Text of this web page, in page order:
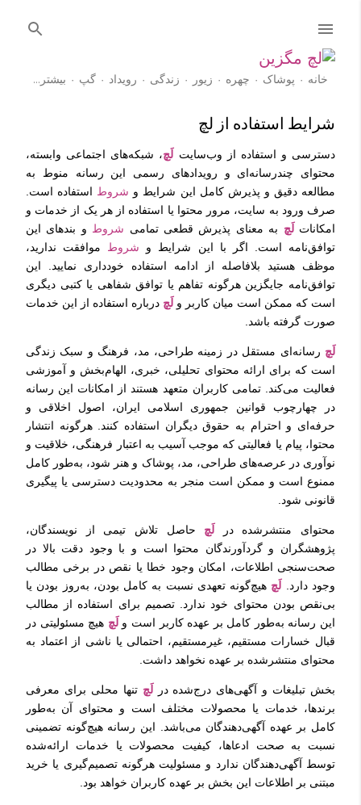
خانه پوشاک چهره زیور زندگی رویداد گپ
‏بیشتر…
شرایط استفاده از لچ
دسترسی و استفاده از وب‌سایت لَچ، شبکه‌های اجتماعی وابسته،
محتوای چندرسانه‌ای و رویدادهای رسمی این رسانه منوط به
مطالعه دقیق و پذیرش کامل این شرایط و شروط استفاده است.
صرف ورود به سایت، مرور محتوا یا استفاده از هر یک از خدمات و
امکاناتلَچ به معنای پذیرش قطعی تمامی شروط و بندهای این
توافق‌نامه است. اگر با این شرایط و شروط موافقت ندارید،
موظف هستید بلافاصله از ادامه استفاده خودداری نمایید. این
توافق‌نامه جایگزین هرگونه تفاهم یا توافق شفاهی یا کتبی دیگری
است که ممکن است میان کاربر و لَچ درباره استفاده از این خدمات
صورت گرفته باشد.
لَچ رسانه‌ای مستقل در زمینه طراحی، مد، فرهنگ و سبک زندگی
است که برای ارائه محتوای تحلیلی، خبری، الهام‌بخش و آموزشی
فعالیت می‌کند. تمامی کاربران متعهد هستند از امکانات این رسانه
در چهارچوب قوانین جمهوری اسلامی ایران، اصول اخلاقی و
حرفه‌ای و احترام به حقوق دیگران استفاده کنند. هرگونه انتشار
محتوا، پیام یا فعالیتی که موجب آسیب به اعتبار فرهنگی، خلاقیت و
نوآوری در عرصه‌های طراحی، مد، پوشاک و هنر شود، به‌طور کامل
ممنوع است و ممکن است منجر به محدودیت دسترسی یا پیگیری
قانونی شود.
محتوای منتشرشده در لَچ حاصل تلاش تیمی از نویسندگان،
پژوهشگران و گردآورندگان محتوا است و با وجود دقت بالا در
صحت‌سنجی اطلاعات، امکان وجود خطا یا نقص در برخی مطالب
وجود دارد. لَچ هیچ‌گونه تعهدی نسبت به کامل بودن، به‌روز بودن یا
بی‌نقص بودن محتوای خود ندارد. تصمیم برای استفاده از مطالب
این رسانه به‌طور کامل بر عهده کاربر است ولَچ هیچ مسئولیتی در
قبال خسارات مستقیم، غیرمستقیم، احتمالی یا ناشی از اعتماد به
محتوای منتشرشده بر عهده نخواهد داشت.
بخش تبلیغات و آگهی‌های درج‌شده درلَچ تنها محلی برای معرفی
برندها، خدمات یا محصولات مختلف است و محتوای آن به‌طور
کامل بر عهده آگهی‌دهندگان می‌باشد. این رسانه هیچ‌گونه تضمینی
نسبت به صحت ادعاها، کیفیت محصولات یا خدمات ارائه‌شده
توسط آگهی‌دهندگان ندارد و مسئولیت هرگونه تصمیم‌گیری یا خرید
مبتنی بر اطلاعات این بخش بر عهده کاربران خواهد بود.